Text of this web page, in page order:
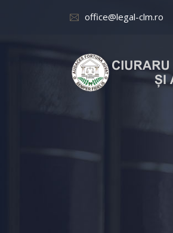
office@legal-clm.ro